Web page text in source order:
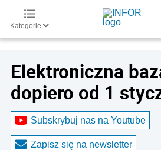
Kategorie
Elektroniczna
dopiero od 1
Subskrybuj nas na Youtube
Zapisz się na newsletter